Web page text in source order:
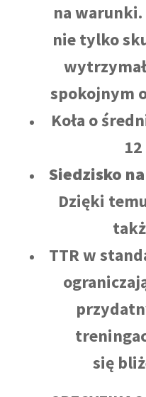
na
nie tylko
spokojnym
Koła o
Siedzisko
Dzięki
TTR w
się